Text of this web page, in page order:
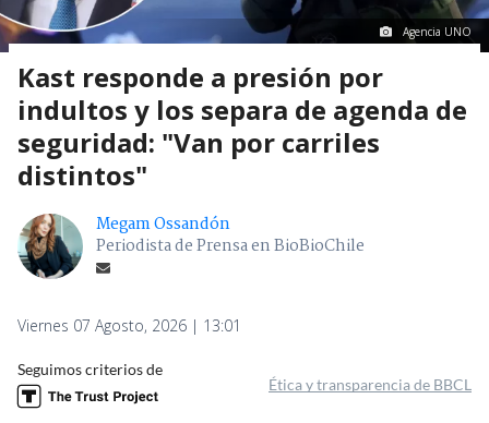
Agencia UNO
Kast responde a presión por
indultos y los separa de agenda de
seguridad: "Van por carriles
distintos"
Megam Ossandón
Periodista de Prensa en BioBioChile
Viernes 07 Agosto, 2026 | 13:01
Seguimos criterios de
Ética y transparencia de BBCL